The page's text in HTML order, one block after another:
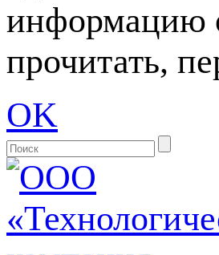
информацию
прочитать,
OK